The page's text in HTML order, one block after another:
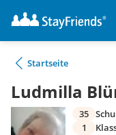
Startseite
Ludmilla
35
1